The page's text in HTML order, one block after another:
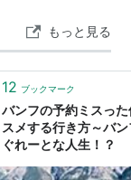
常に美しい景
が映り込み、
もっと見る
12 ブックマーク
バンフの予約ミスっ
スメする行き方～バ
ぐれーとな人生！？